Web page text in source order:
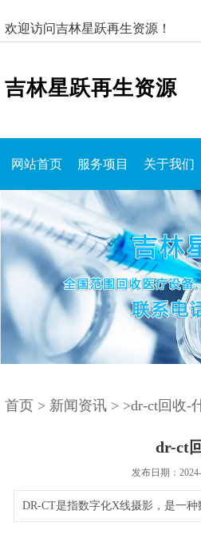
欢迎访问吉林星跃再生资源！
吉林星跃再生资源
网站首页 服务项目 关于我们
首页 > 新闻资讯 > >dr-ct回收-
dr-ct
发布日期：
DR-CT是指数字化X线摄影，是一种